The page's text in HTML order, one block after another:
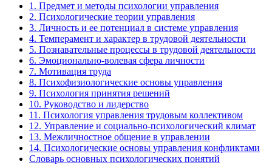
1. Предмет и методы психологии управления
2. Психологические теории управления
3. Личность и ее потенциал в системе управления
4. Темперамент и характер в трудовой деятельности
5. Познавательные процессы в трудовой деятельности
6. Эмоционально-волевая сфера личности
7. Мотивация труда
8. Психофизиологические основы управления
9. Психология принятия решений
10. Руководство и лидерство
11. Психология управления трудовым коллективом
12. Управление и социально-психологический климат
13. Межличностное общение в управлении
14. Психологические основы управления конфликтами
Словарь основных психологических понятий